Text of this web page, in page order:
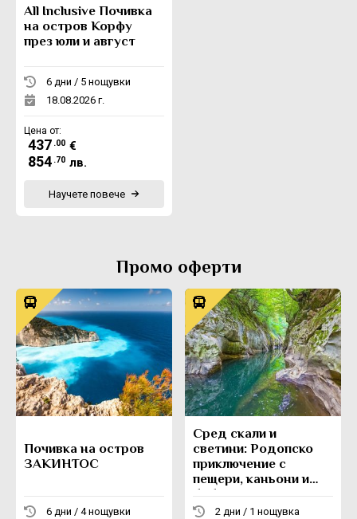
All Inclusive Почивка
на остров Корфу
през юли и август
6 дни / 5 нощувки
18.08.2026 г.
Цена от:
437 .00 €
854 .70 лв.
Научете повече
Промо оферти
Почивка на остров
ЗАКИНТОС
6 дни / 4 нощувки
Сред скали и
светини: Родопско
приключение с
пещери, каньони и
боб
2 дни / 1 нощувка